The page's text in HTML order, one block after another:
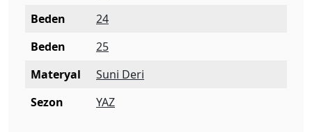
Beden
24
Beden
25
Materyal
Suni Deri
Sezon
YAZ